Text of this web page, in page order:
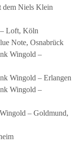
dem Niels Klein
Loft, Köln
Note, Osnabrück
Wingold –
Wingold – Erlangen
Wingold –
– Goldmund,